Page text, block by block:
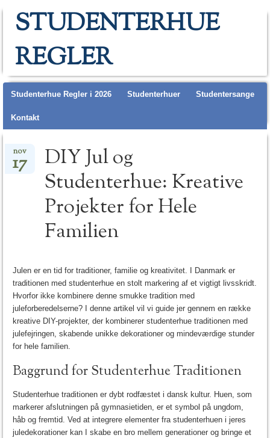
STUDENTERHUE
REGLER
Main menu
Studenterhue Regler i 2026 Studenterhuer Studentersange
Kontakt
DIY Jul og
Studenterhue: Kreative
Projekter for Hele
Familien
nov
17
Julen er en tid for traditioner, familie og kreativitet. I Danmark er
traditionen med studenterhue en stolt markering af et vigtigt livsskridt.
Hvorfor ikke kombinere denne smukke tradition med
juleforberedelserne? I denne artikel vil vi guide jer gennem en række
kreative DIY-projekter, der kombinerer studenterhue traditionen med
julefejringen, skabende unikke dekorationer og mindeværdige stunder
for hele familien.
Baggrund for Studenterhue Traditionen
Studenterhue traditionen er dybt rodfæstet i dansk kultur. Huen, som
markerer afslutningen på gymnasietiden, er et symbol på ungdom,
håb og fremtid. Ved at integrere elementer fra studenterhuen i jeres
juledekorationer kan I skabe en bro mellem generationer og bringe et